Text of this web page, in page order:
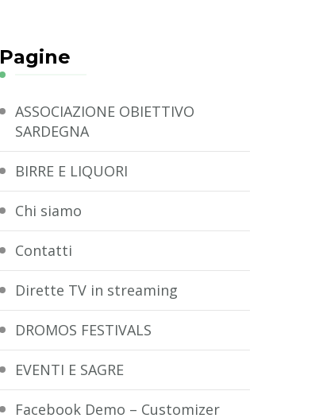
Pagine
ASSOCIAZIONE OBIETTIVO
SARDEGNA
BIRRE E LIQUORI
Chi siamo
Contatti
Dirette TV in streaming
DROMOS FESTIVALS
EVENTI E SAGRE
Facebook Demo – Customizer